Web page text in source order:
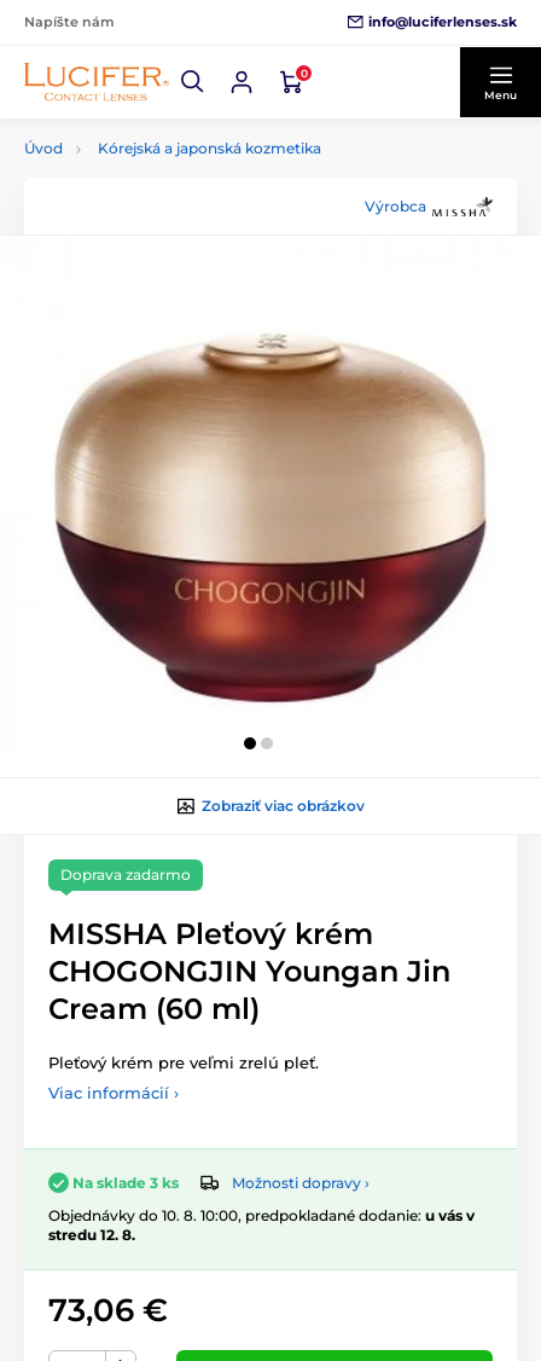
Napíšte nám info@luciferlenses.sk
0
Menu
Úvod Kórejská a japonská kozmetika
Výrobca
Zobraziť viac obrázkov
Doprava zadarmo
MISSHA Pleťový krém
CHOGONGJIN Youngan Jin
Cream (60 ml)
Pleťový krém pre veľmi zrelú pleť.
Viac informácií ›
Na sklade 3 ks
Možnosti dopravy ›
Objednávky do 10. 8. 10:00, predpokladané dodanie: u vás v
stredu 12. 8.
73,06 €